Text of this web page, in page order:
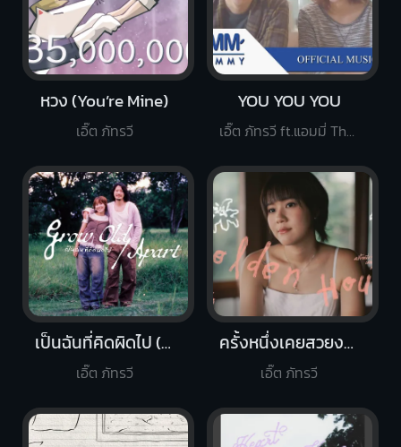
หวง (You’re Mine)
เอิ๊ต ภัทรวี
ครั้งหนึ่งเคยสวยงาม
เอิ๊ต ภัทรวี
YOU YOU YOU
เอิ๊ต ภัทรวี ft.แอมมี่ The Bottom Blues
เป็นฉันที่คิดผิดไป (Grow Old/Apart)
เอิ๊ต ภัทรวี